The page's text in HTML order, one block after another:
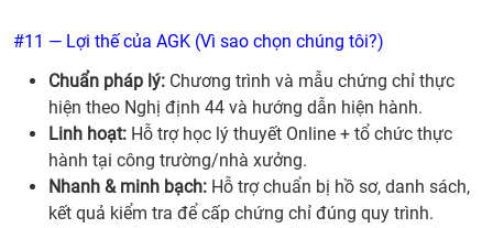
#11 — Lợi thế của AGK (Vì sao chọn chúng tôi?)
Chuẩn pháp lý: Chương trình và mẫu chứng chỉ thực
hiện theo Nghị định 44 và hướng dẫn hiện hành.
Linh hoạt: Hỗ trợ học lý thuyết Online + tổ chức thực
hành tại công trường/nhà xưởng.
Nhanh & minh bạch: Hỗ trợ chuẩn bị hồ sơ, danh sách,
kết quả kiểm tra để cấp chứng chỉ đúng quy trình.